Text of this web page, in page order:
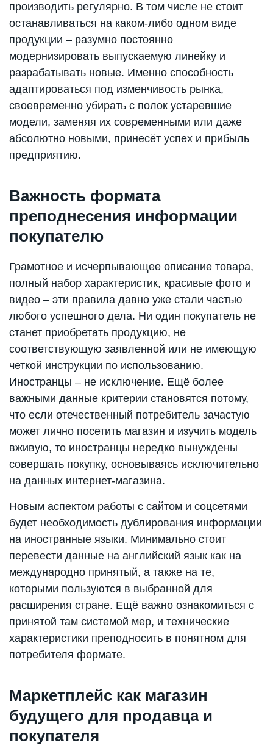
производить регулярно. В том числе не стоит
останавливаться на каком-либо одном виде
продукции – разумно постоянно
модернизировать выпускаемую линейку и
разрабатывать новые. Именно способность
адаптироваться под изменчивость рынка,
своевременно убирать с полок устаревшие
модели, заменяя их современными или даже
абсолютно новыми, принесёт успех и прибыль
предприятию.
Важность формата
преподнесения информации
покупателю
Грамотное и исчерпывающее описание товара,
полный набор характеристик, красивые фото и
видео – эти правила давно уже стали частью
любого успешного дела. Ни один покупатель не
станет приобретать продукцию, не
соответствующую заявленной или не имеющую
четкой инструкции по использованию.
Иностранцы – не исключение. Ещё более
важными данные критерии становятся потому,
что если отечественный потребитель зачастую
может лично посетить магазин и изучить модель
вживую, то иностранцы нередко вынуждены
совершать покупку, основываясь исключительно
на данных интернет-магазина.
Новым аспектом работы с сайтом и соцсетями
будет необходимость дублирования информации
на иностранные языки. Минимально стоит
перевести данные на английский язык как на
международно принятый, а также на те,
которыми пользуются в выбранной для
расширения стране. Ещё важно ознакомиться с
принятой там системой мер, и технические
характеристики преподносить в понятном для
потребителя формате.
Маркетплейс как магазин
будущего для продавца и
покупателя